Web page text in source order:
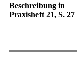
Beschreibung in
Praxisheft 21, S. 27